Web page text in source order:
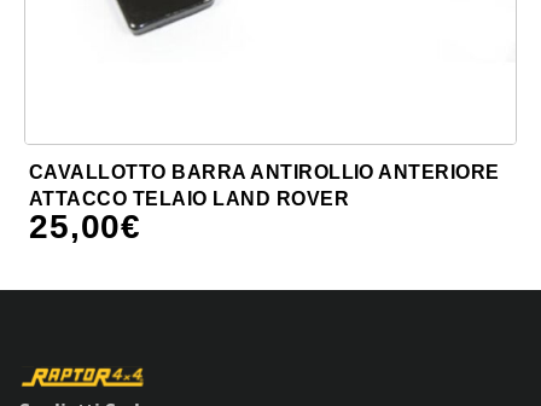
CAVALLOTTO BARRA ANTIROLLIO ANTERIORE
ATTACCO TELAIO LAND ROVER
25,00€